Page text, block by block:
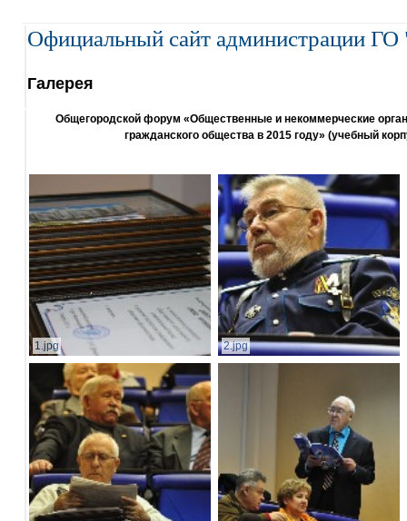
Официальный сайт администрации ГО
Галерея
Общегородской форум «Общественные и некоммерческие
гражданского общества в 2015 году» (учебный
1.jpg 2.jpg